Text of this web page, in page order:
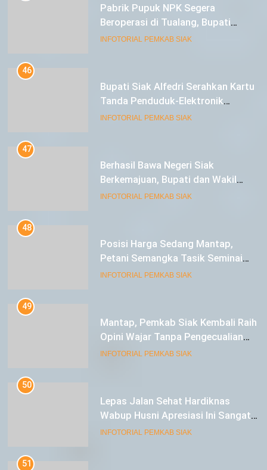
Pabrik Pupuk NPK Segera
Beroperasi di Tualang, Bupati
Alfedri Investasi ini Tingkatkan
INFOTORIAL PEMKAB SIAK
46
Bupati Siak Alfedri Serahkan Kartu
Tanda Penduduk-Elektronik
Kepada Pelajar SMK 1 Koto Gasib
INFOTORIAL PEMKAB SIAK
47
Berhasil Bawa Negeri Siak
Berkemajuan, Bupati dan Wakil
Bupati Siak Terima Gelar Adat
INFOTORIAL PEMKAB SIAK
48
Posisi Harga Sedang Mantap,
Petani Semangka Tasik Seminai
Raup Untung
INFOTORIAL PEMKAB SIAK
49
Mantap, Pemkab Siak Kembali Raih
Opini Wajar Tanpa Pengecualian
ke-13 Dari BPK RI.
INFOTORIAL PEMKAB SIAK
50
Lepas Jalan Sehat Hardiknas
Wabup Husni Apresiasi Ini Sangat
Luar Biasa
INFOTORIAL PEMKAB SIAK
51